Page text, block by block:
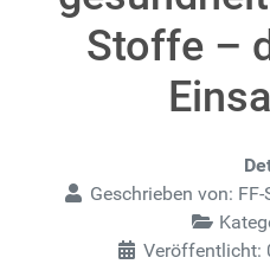
Stoffe –
Geschrieben von:
Veröffentlicht: